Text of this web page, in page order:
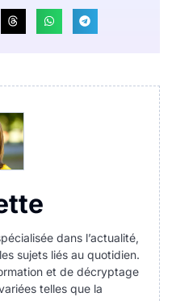
dans l’actualité,
sujets liés au quotidien.
et de décryptage
telles que la